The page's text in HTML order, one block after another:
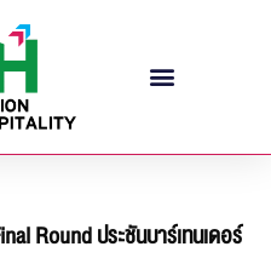
Round ประชันบาร์เทนเดอร์